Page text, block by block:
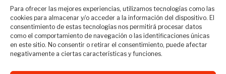
Para ofrecer las mejores experiencias, utilizamos tecnologías como las
cookies para almacenar y/o acceder a la información del dispositivo. El
consentimiento de estas tecnologías nos permitirá procesar datos
como el comportamiento de navegación o las identificaciones únicas
en este sitio. No consentir o retirar el consentimiento, puede afectar
negativamente a ciertas características y funciones.